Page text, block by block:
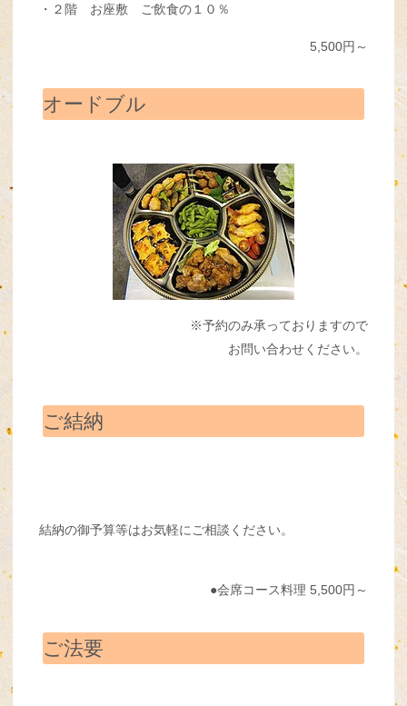
・２階 お座敷 ご飲食の１０％
5,500円～
オードブル
※予約のみ承っておりますので
お問い合わせください。
ご結納
結納の御予算等はお気軽にご相談ください。
●会席コース料理 5,500円～
ご法要